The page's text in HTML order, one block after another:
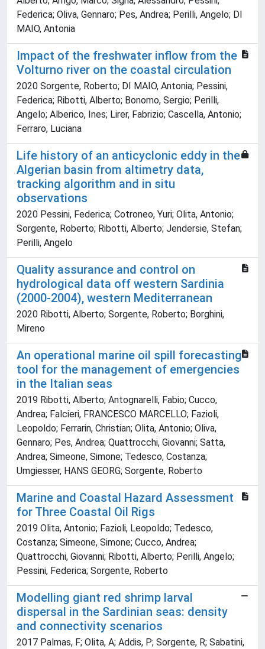
Federica; Oliva, Gennaro; Pes, Andrea; Perilli, Angelo; DI
MAIO, Antonia
Impact of the freshwater inflow from the
Volturno river on the coastal circulation
2020 Sorgente, Roberto; DI MAIO, Antonia; Pessini,
Federica; Ribotti, Alberto; Bonomo, Sergio; Perilli,
Angelo; Alberico, Ines; Lirer, Fabrizio; Cascella, Antonio;
Ferraro, Luciana
Life history of an anticyclonic eddy in the
Algerian basin from altimetry data,
tracking algorithm and in situ
observations
2020 Pessini, Federica; Cotroneo, Yuri; Olita, Antonio;
Sorgente, Roberto; Ribotti, Alberto; Jendersie, Stefan;
Perilli, Angelo
Quality assurance and control on
hydrological data off western Sardinia
(2000-2004), western Mediterranean
2020 Ribotti, Alberto; Sorgente, Roberto; Borghini,
Mireno
An operational marine oil spill forecasting
tool for the management of emergencies
in the Italian seas
2019 Ribotti, Alberto; Antognarelli, Fabio; Cucco,
Andrea; Falcieri, FRANCESCO MARCELLO; Fazioli,
Leopoldo; Ferrarin, Christian; Olita, Antonio; Oliva,
Gennaro; Pes, Andrea; Quattrocchi, Giovanni; Satta,
Andrea; Simeone, Simone; Tedesco, Costanza;
Umgiesser, HANS GEORG; Sorgente, Roberto
Marine and Coastal Hazard Assessment
for Three Coastal Oil Rigs
2019 Olita, Antonio; Fazioli, Leopoldo; Tedesco,
Costanza; Simeone, Simone; Cucco, Andrea;
Quattrocchi, Giovanni; Ribotti, Alberto; Perilli, Angelo;
Pessini, Federica; Sorgente, Roberto
Modelling giant red shrimp larval
dispersal in the Sardinian seas: density
and connectivity scenarios
2017 Palmas, F; Olita, A; Addis, P; Sorgente, R; Sabatini,